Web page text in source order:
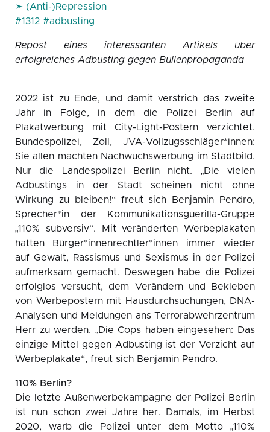
➣ (Anti-)Repression
#1312 #adbusting
Repost eines interessanten Artikels über
erfolgreiches Adbusting gegen Bullenpropaganda
2022 ist zu Ende, und damit verstrich das zweite
Jahr in Folge, in dem die Polizei Berlin auf
Plakatwerbung mit City-Light-Postern verzichtet.
Bundespolizei, Zoll, JVA-Vollzugsschläger*innen:
Sie allen machten Nachwuchswerbung im Stadtbild.
Nur die Landespolizei Berlin nicht. „Die vielen
Adbustings in der Stadt scheinen nicht ohne
Wirkung zu bleiben!“ freut sich Benjamin Pendro,
Sprecher*in der Kommunikationsguerilla-Gruppe
„110% subversiv“. Mit veränderten Werbeplakaten
hatten Bürger*innenrechtler*innen immer wieder
auf Gewalt, Rassismus und Sexismus in der Polizei
aufmerksam gemacht. Deswegen habe die Polizei
erfolglos versucht, dem Verändern und Bekleben
von Werbepostern mit Hausdurchsuchungen, DNA-
Analysen und Meldungen ans Terrorabwehrzentrum
Herr zu werden. „Die Cops haben eingesehen: Das
einzige Mittel gegen Adbusting ist der Verzicht auf
Werbeplakate“, freut sich Benjamin Pendro.
110% Berlin?
Die letzte Außenwerbekampagne der Polizei Berlin
ist nun schon zwei Jahre her. Damals, im Herbst
2020, warb die Polizei unter dem Motto „110%